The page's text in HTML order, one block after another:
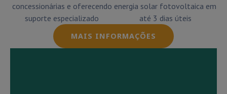
concessionárias e oferecendo
suporte especializado
energia solar fotovoltaica em
até 3 dias úteis
MAIS INFORMAÇÕES